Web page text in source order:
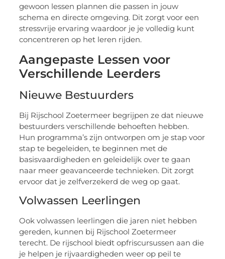
gewoon lessen plannen die passen in jouw
schema en directe omgeving. Dit zorgt voor een
stressvrije ervaring waardoor je je volledig kunt
concentreren op het leren rijden.
Aangepaste Lessen voor
Verschillende Leerders
Nieuwe Bestuurders
Bij Rijschool Zoetermeer begrijpen ze dat nieuwe
bestuurders verschillende behoeften hebben.
Hun programma’s zijn ontworpen om je stap voor
stap te begeleiden, te beginnen met de
basisvaardigheden en geleidelijk over te gaan
naar meer geavanceerde technieken. Dit zorgt
ervoor dat je zelfverzekerd de weg op gaat.
Volwassen Leerlingen
Ook volwassen leerlingen die jaren niet hebben
gereden, kunnen bij Rijschool Zoetermeer
terecht. De rijschool biedt opfriscursussen aan die
je helpen je rijvaardigheden weer op peil te